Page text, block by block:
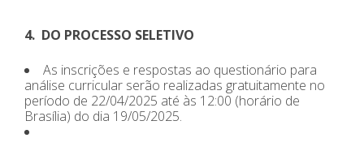
4. DO PROCESSO SELETIVO
As inscrições e respostas ao questionário para
análise curricular serão realizadas gratuitamente no
período de 22/04/2025 até às 12:00 (horário de
Brasília) do dia 19/05/2025.